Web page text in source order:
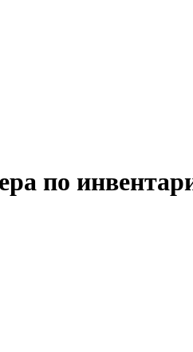
по